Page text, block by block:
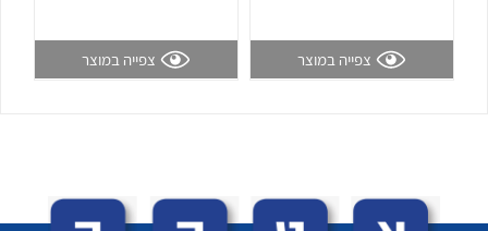
צפייה במוצר צפייה במוצר